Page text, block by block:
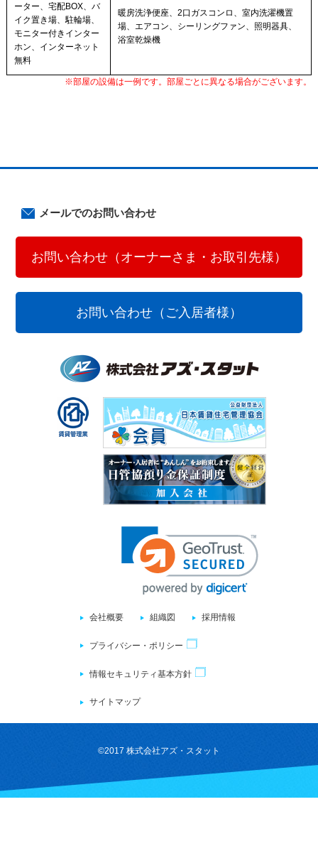
ーター、宅配BOX、バ
イク置き場、駐輪場、
モニター付きインター
ホン、インターネット
無料
暖房洗浄便座、2口ガスコンロ、室内洗濯機置
場、エアコン、シーリングファン、照明器具、
浴室乾燥機
※部屋の設備は一例です。部屋ごとに異なる場合がございます。
メールでのお問い合わせ
お問い合わせ（オーナーさま・お取引先様）
お問い合わせ（ご入居者様）
会社概要 組織図 採用情報
プライバシー・ポリシー
情報セキュリティ基本方針
サイトマップ
©2017 株式会社アズ・スタット